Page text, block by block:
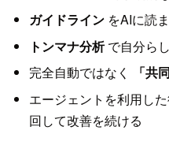
ガイドラインをAIに読
トンマナ分析で自分ら
完全自動ではなく
「共
エージェントを利用し
回して改善を続ける